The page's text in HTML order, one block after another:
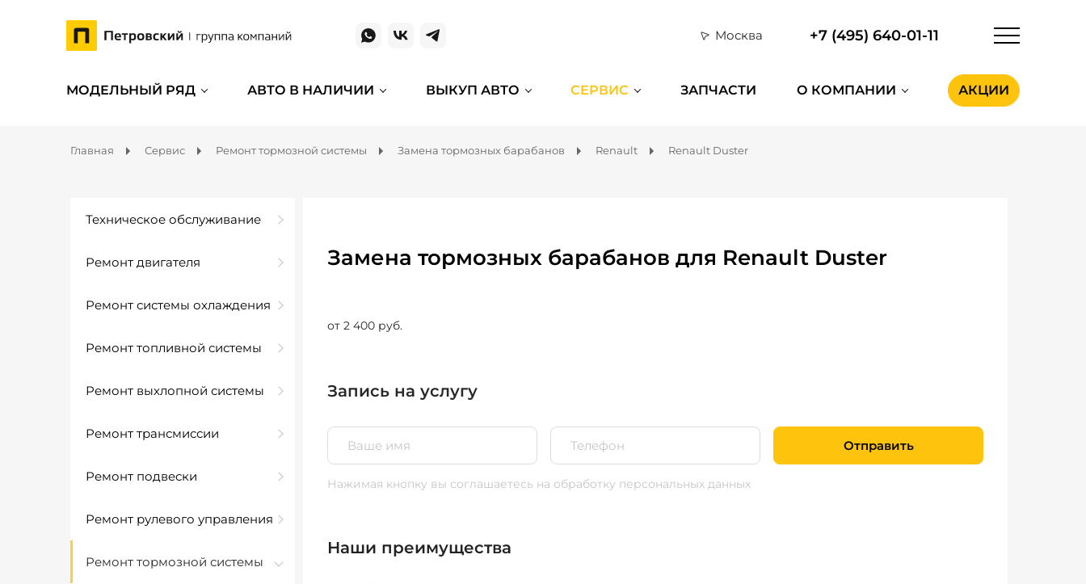
Москва +7 (495) 640-01-11
МОДЕЛЬНЫЙ РЯД АВТО В НАЛИЧИИ ВЫКУП АВТО СЕРВИС ЗАПЧАСТИ О КОМПАНИИ АКЦИИ
Главная Сервис Ремонт тормозной системы Замена тормозных барабанов Renault Renault Duster
Техническое обслуживание
Ремонт двигателя
Ремонт системы охлаждения
Ремонт топливной системы
Ремонт выхлопной системы
Ремонт трансмиссии
Ремонт подвески
Ремонт рулевого управления
Ремонт тормозной системы
Замена тормозных барабанов для Renault Duster
от 2 400 руб.
Запись на услугу
Отправить
Нажимая кнопку вы соглашаетесь на обработку персональных данных
Наши преимущества